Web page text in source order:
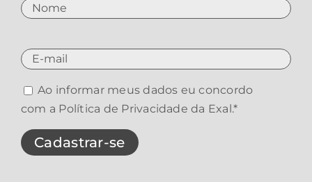
Ao informar meus dados eu concordo
com a Política de Privacidade da Exal.*